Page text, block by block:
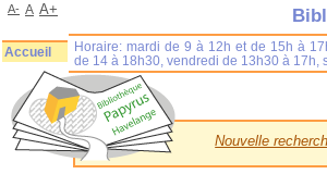
Nouvelle
Horaire: mardi de 9 à 12h et de 15h à
de 14 à 18h30, vendredi de 13h30 à 17h,
A- A A+
Accueil